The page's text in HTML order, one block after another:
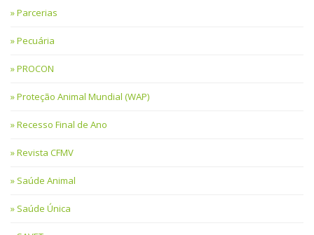
Parcerias
Pecuária
PROCON
Proteção Animal Mundial (WAP)
Recesso Final de Ano
Revista CFMV
Saúde Animal
Saúde Única